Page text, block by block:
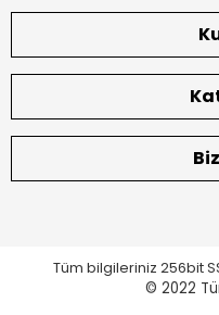
Tüm bilgileriniz 256bit
© 2022